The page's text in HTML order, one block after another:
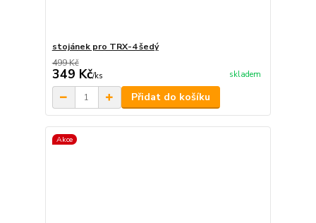
stojánek pro TRX-4 šedý
499 Kč
349 Kč/ks skladem
Přidat do košíku
Akce